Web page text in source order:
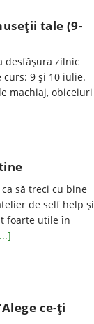
tale (9-
desfăşura zilnic
9 şi 10 iulie.
machiaj, obiceiuri
să treci cu bine
de self help și
foarte utile în
ce-ți